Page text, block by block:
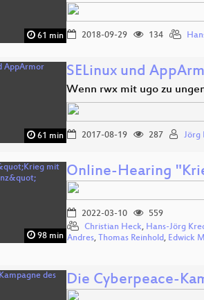
61 min 2018-09-29 134
61 min
SELinux und
Wenn rwx mit ugo zu
2017-08-19 287 Jörg
98 min
Online-Hearing
2022-03-10
559
Christian Heck, Hans-Jörg
Andres, Thomas Reinhold, Edwick
Die Cyberpeace-